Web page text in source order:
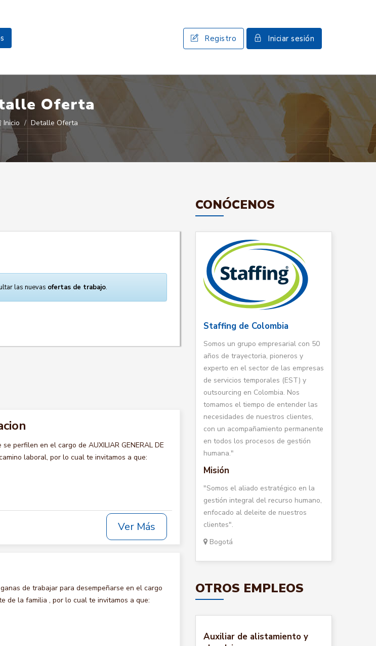
Registro Iniciar sesión
Oferta
Inicio Detalle Oferta
las nuevas ofertas de trabajo.
perfilen en el cargo de AUXILIAR GENERAL DE
laboral, por lo cual te invitamos a que:
Ver Más
de trabajar para desempeñarse en el cargo
de la familia , por lo cual te invitamos a que:
CONÓCENOS
Staffing de Colombia
Somos un grupo empresarial con 50
años de trayectoria, pioneros y
experto en el sector de las empresas
de servicios temporales (EST) y
outsourcing en Colombia. Nos
tomamos el tiempo de entender las
necesidades de nuestros clientes,
con un acompañamiento permanente
en todos los procesos de gestión
humana."
Misión
"Somos el aliado estratégico en la
gestión integral del recurso humano,
enfocado al deleite de nuestros
clientes".
Bogotá
OTROS EMPLEOS
Auxiliar de alistamiento y